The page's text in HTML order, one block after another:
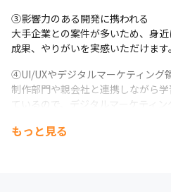
③影響力のある開発に携われる
大手企業との案件が多いため、身
成果、やりがいを実感いただけます。
④UI/UXやデジタルマーケティング
制作部門や親会社と連携しながら
ているので、デジタルマーケティ
もっと見る